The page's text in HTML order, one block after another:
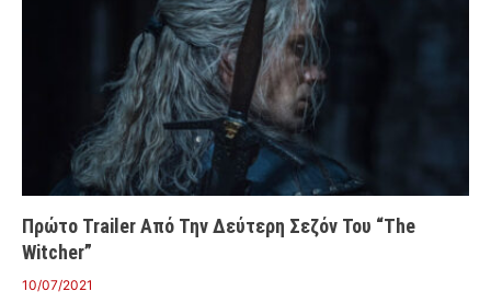
Πρώτο Trailer Από Την Δεύτερη Σεζόν Του “The
Witcher”
10/07/2021